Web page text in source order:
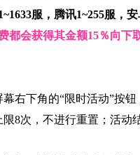
服，腾讯1~255服，
都会获得其金额15％向下
右下角的“限时活动”按钮
8次，不进行重置；活